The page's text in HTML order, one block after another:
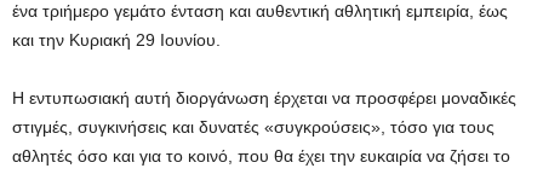
ένα τριήμερο γεμάτο ένταση και αυθεντική αθλητική εμπειρία, έως
και την Κυριακή 29 Ιουνίου.
Η εντυπωσιακή αυτή διοργάνωση έρχεται να προσφέρει μοναδικές
στιγμές, συγκινήσεις και δυνατές «συγκρούσεις», τόσο για τους
αθλητές όσο και για το κοινό, που θα έχει την ευκαιρία να ζήσει το